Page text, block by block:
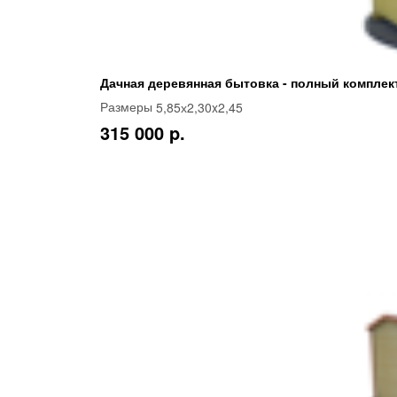
Дачная деревянная бытовка - полный
Размеры 5,85х2,30x2,45
315 000 p.